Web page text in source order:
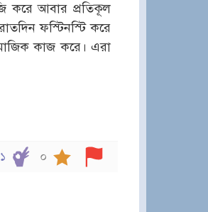
করে আবার প্রতিকূল
ফস্টিনস্টি করে
কাজ করে। এরা
০
১